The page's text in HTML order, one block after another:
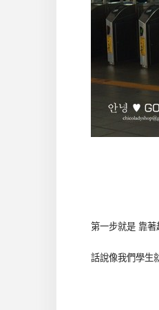
第一步就是 靠著
話說像我們學生